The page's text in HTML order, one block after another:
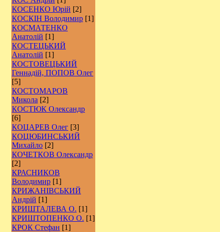
КОСЕНКО Юрій [2]
КОСКІН Володимир [1]
КОСМАТЕНКО
Анатолій [1]
КОСТЕЦЬКИЙ
Анатолій [1]
КОСТОВЕЦЬКИЙ
Геннадій, ПОПОВ Олег
[5]
КОСТОМАРОВ
Микола [2]
КОСТЮК Олександр
[6]
КОЦАРЕВ Олег [3]
КОЦЮБИНСЬКИЙ
Михайло [2]
КОЧЕТКОВ Олександр
[2]
КРАСНИКОВ
Володимир [1]
КРИЖАНІВСЬКИЙ
Андрій [1]
КРИШТАЛЕВА О. [1]
КРИШТОПЕНКО О. [1]
КРОК Стефан [1]